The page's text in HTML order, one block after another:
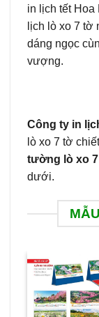
in lịch tết Hoa
lịch lò xo 7 tờ
dáng ngọc
vượng.
Công ty in
lò xo 7 tờ
tường lò xo
dưới.